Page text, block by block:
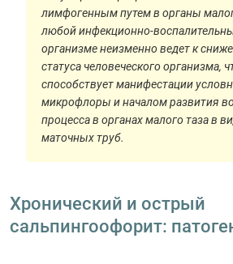
лимфогенным путем в органы
любой инфекционно-
организме неизменно ведет к
статуса человеческого организма,
способствует манифестации
микрофлоры и началом развития
процесса в органах малого таза в
маточных труб.
Хронический и острый
сальпингоофорит: